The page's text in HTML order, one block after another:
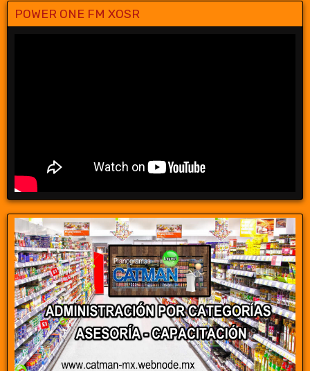
POWER ONE FM XOSR